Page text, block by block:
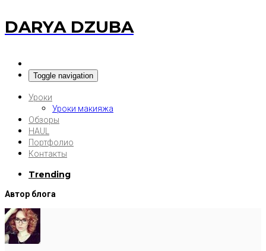
DARYA DZUBA
Toggle navigation
Уроки
Уроки макияжа
Обзоры
HAUL
Портфолио
Контакты
Trending
Автор блога